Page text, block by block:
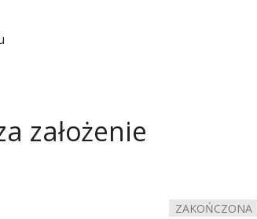
założenie
ZAKOŃCZONA